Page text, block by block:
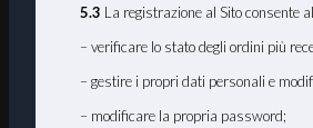
5.3 La registrazione al Sito consente
– verificare lo stato degli ordini più
– gestire i propri dati personali e
– modificare la propria password;